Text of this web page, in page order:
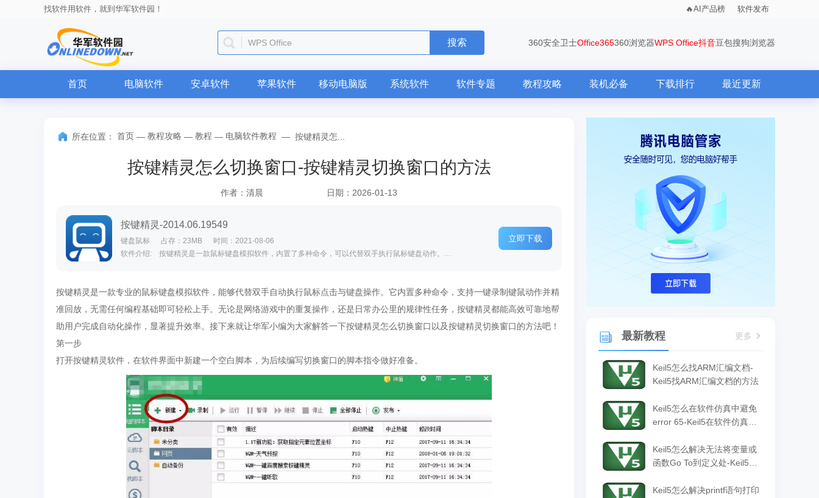
找软件用软件，就到华军软件园！ AI产品榜 软件发布
WPS Office 搜索 360安全卫士Office365360浏览器WPS Office抖音豆包搜狗浏览器
首页 电脑软件 安卓软件 苹果软件 移动电脑版 系统软件 软件专题 教程攻略 装机必备 下载排行 最近更新
所在位置： 首页 — 教程攻略 — 教程 — 电脑软件教程 — 按键精灵怎...
按键精灵怎么切换窗口-按键精灵切换窗口的方法
作者：清晨 日期：2026-01-13
按键精灵-2014.06.19549
键盘鼠标 占存：23MB
时间：2021-08-06
软件介绍: 按键精灵是一款鼠标键盘模拟软件，内置了多种命令，可以代替双手执行鼠标键盘动作。按键精灵根据...
立即下载
按键精灵是一款专业的鼠标键盘模拟软件，能够代替双手自动执行鼠标点击与键盘操作。它内置多种命令，支持一键录制键鼠动作并精
准回放，无需任何编程基础即可轻松上手。无论是网络游戏中的重复操作，还是日常办公里的规律性任务，按键精灵都能高效可靠地帮
助用户完成自动化操作，显著提升效率。接下来就让华军小编为大家解答一下按键精灵怎么切换窗口以及按键精灵切换窗口的方法吧！
第一步
打开按键精灵软件，在软件界面中新建一个空白脚本，为后续编写切换窗口的脚本指令做好准备。
最新教程 更多
Keil5怎么找ARM汇编文档-
Keil5找ARM汇编文档的方法
Keil5怎么在软件仿真中避免
error 65-Keil5在软件仿真中
Keil5怎么解决无法将变量或
函数Go To到定义处-Keil5解
到定义处的方法
Keil5怎么解决printf语句打印